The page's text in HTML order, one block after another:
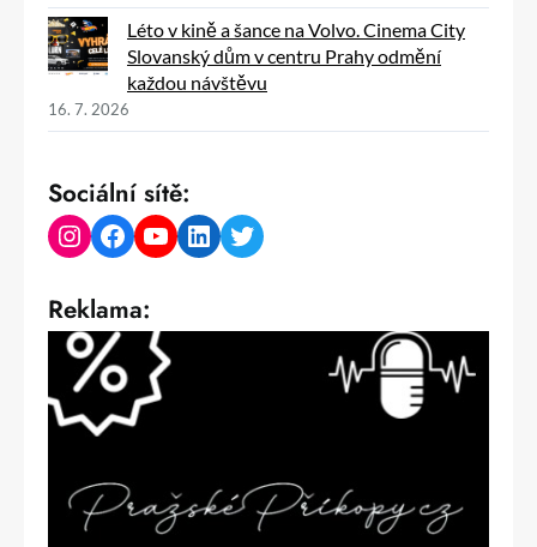
Léto v kině a šance na Volvo. Cinema City
Slovanský dům v centru Prahy odmění
každou návštěvu
16. 7. 2026
Sociální sítě:
Instagram Facebook YouTube LinkedIn Twitter
Reklama: